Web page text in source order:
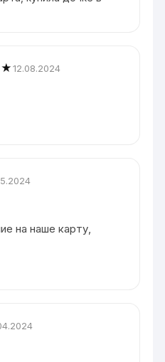
12.08.2024
на наше карту,